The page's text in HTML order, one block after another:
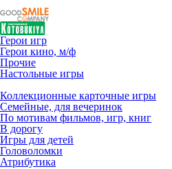
Герои игр
Герои кино, м/ф
Прочие
Настольные игры
Коллекционные карточные игры
Семейные, для вечеринок
По мотивам фильмов, игр, книг
В дорогу
Игры для детей
Головоломки
Атрибутика